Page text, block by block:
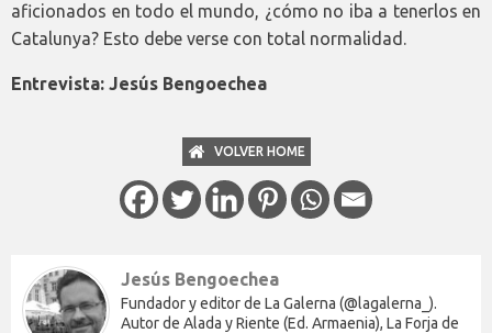
aficionados en todo el mundo, ¿cómo no iba a tenerlos en
Catalunya? Esto debe verse con total normalidad.
Entrevista: Jesús Bengoechea
VOLVER HOME
Jesús Bengoechea
Fundador y editor de La Galerna (@lagalerna_).
Autor de Alada y Riente (Ed. Armaenia), La Forja de